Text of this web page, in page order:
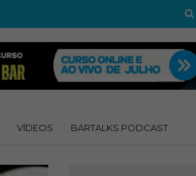
VÍDEOS BARTALKS PODCAST